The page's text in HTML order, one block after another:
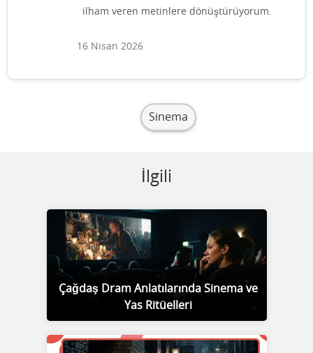
ilham veren metinlere dönüştürüyorum.
16 Nisan 2026
Sinema
İlgili
Çağdaş Dram Anlatılarında Sinema ve
Yas Ritüelleri